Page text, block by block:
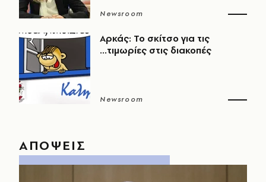
Newsroom
Αρκάς: Το σκίτσο για τις
...τιμωρίες στις διακοπές
Newsroom
ΑΠΟΨΕΙΣ